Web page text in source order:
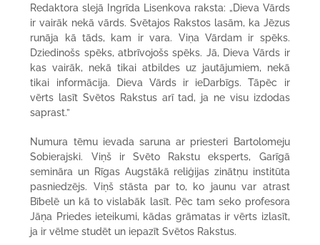
Redaktora slejā Ingrīda Lisenkova raksta: „Dieva Vārds
ir vairāk nekā vārds. Svētajos Rakstos lasām, ka Jēzus
runāja kā tāds, kam ir vara. Viņa Vārdam ir spēks.
Dziedinošs spēks, atbrīvojošs spēks. Jā, Dieva Vārds ir
kas vairāk, nekā tikai atbildes uz jautājumiem, nekā
tikai informācija. Dieva Vārds ir ieDarbīgs. Tāpēc ir
vērts lasīt Svētos Rakstus arī tad, ja ne visu izdodas
saprast.”
Numura tēmu ievada saruna ar priesteri Bartolomeju
Sobierajski. Viņš ir Svēto Rakstu eksperts, Garīgā
semināra un Rīgas Augstākā reliģijas zinātņu institūta
pasniedzējs. Viņš stāsta par to, ko jaunu var atrast
Bībelē un kā to vislabāk lasīt. Pēc tam seko profesora
Jāņa Priedes ieteikumi, kādas grāmatas ir vērts izlasīt,
ja ir vēlme studēt un iepazīt Svētos Rakstus.